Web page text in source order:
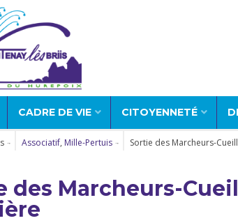
CADRE DE VIE CITOYENNETÉ
Associatif, Mille-Pertuis Sortie des Marcheurs-
des Marcheurs-